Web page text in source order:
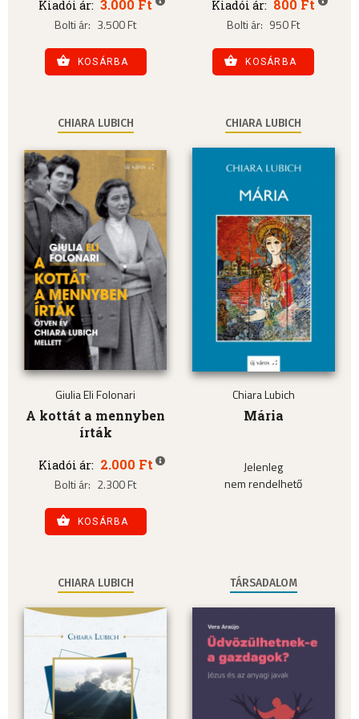
Kiadói ár: 3.000 Ft
Bolti ár: 3.500 Ft
KOSÁRBA
Kiadói ár: 800 Ft
Bolti ár: 950 Ft
KOSÁRBA
CHIARA LUBICH
Giulia Eli Folonari
A kottát a mennyben
írták
Kiadói ár: 2.000 Ft
Bolti ár: 2.300 Ft
KOSÁRBA
CHIARA LUBICH
Chiara Lubich
Mária
Jelenleg
nem rendelhető
CHIARA LUBICH TÁRSADALOM